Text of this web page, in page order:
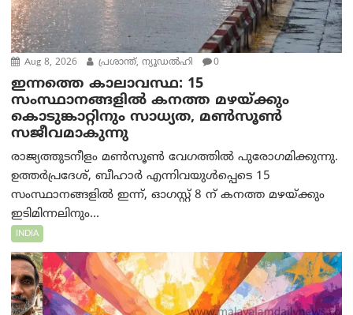
Aug 8, 2026 പ്രശാന്ത്, ന്യൂഡല്‍ഹി 0
ഇന്നത്തെ കാലാവസ്ഥ: 15
സംസ്ഥാനങ്ങളിൽ കനത്ത മഴയ്ക്കും
കൊടുങ്കാറ്റിനും സാധ്യത, മൺസൂൺ
സജീവമാകുന്നു
രാജ്യത്തുടനീളം മൺസൂൺ വേഗത്തിൽ പുരോഗമിക്കുന്നു.
ഉത്തർപ്രദേശ്, ബീഹാർ എന്നിവയുൾപ്പെടെ 15
സംസ്ഥാനങ്ങളിൽ ഇന്ന്, ഓഗസ്റ്റ് 8 ന് കനത്ത മഴയ്ക്കും
ഇടിമിന്നലിനും...
INDIA